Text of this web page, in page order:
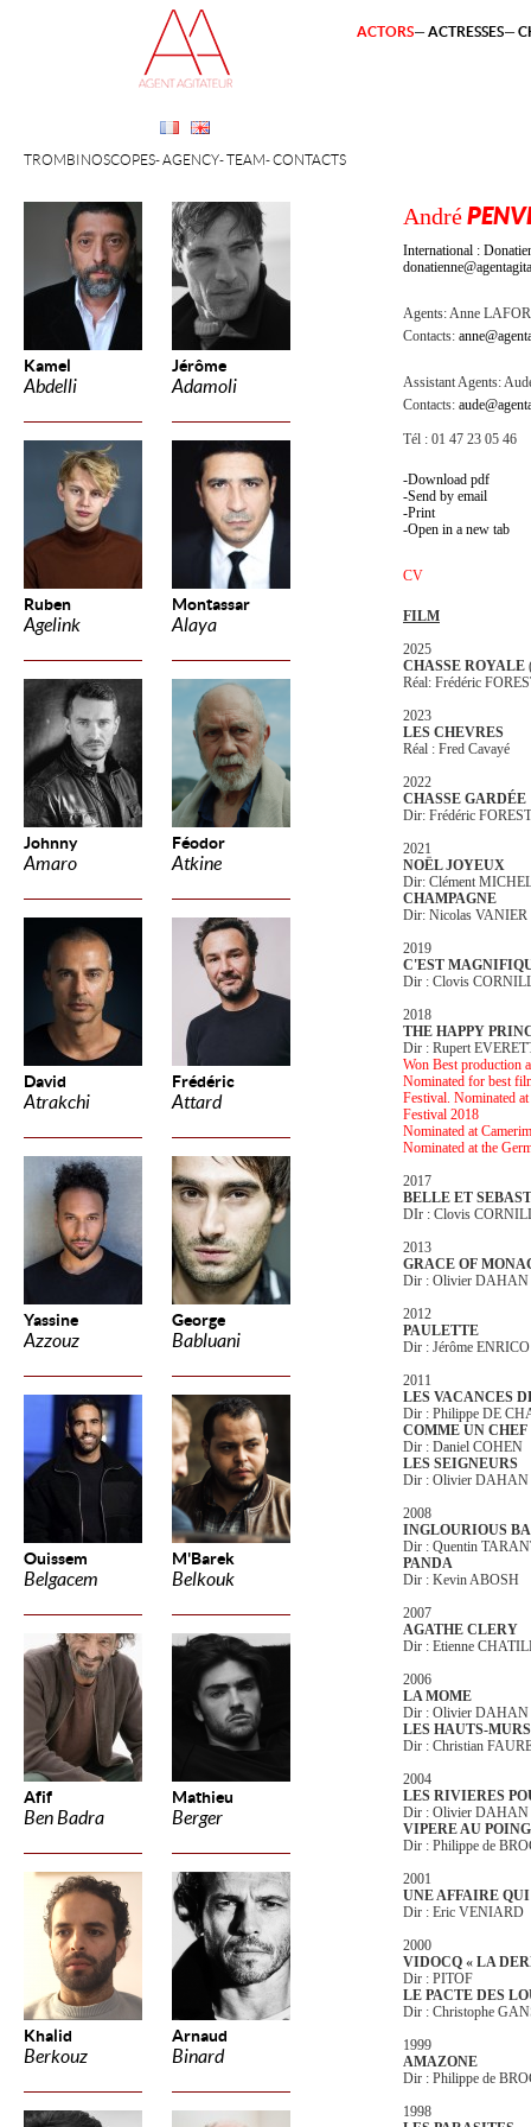
Kamel
Abdelli
Jérôme
Adamoli
Ruben
Agelink
Montassar
Alaya
Johnny
Amaro
Féodor
Atkine
David
Atrakchi
Frédéric
Attard
Yassine
Azzouz
George
Babluani
Ouissem
Belgacem
M'Barek
Belkouk
Afif
Ben Badra
Mathieu
Berger
Khalid
Berkouz
Arnaud
Binard
TROMBINOSCOPES AGENCY TEAM CONTACTS
ACTORS ACTRESSES
André
International :
Agents:Anne
Contacts:
Assistant Agents:
Contacts:
Tél : 01 47 23 05 46
Download pdf
Send by email
Print
Open in a new tab
CV
FILM
2025
CHASSE ROYALE
Réal: Frédéric
2023
LES CHEVRES
Réal : Fred Cavayé
2022
CHASSE GARDÉE
Dir: Frédéric
2021
NOËL JOYEUX
Dir: Clément
CHAMPAGNE
Dir: Nicolas VANIER
2019
C'EST
Dir : Clovis
2018
THE HAPPY
Dir : Rupert
Won Best production
Nominated for best
Festival. Nominated
Festival 2018
Nominated at
Nominated at the
2017
BELLE ET
DIr : Clovis
2013
GRACE OF
Dir : Olivier DAHAN
2012
PAULETTE
Dir : Jérôme ENRICO
2011
LES VACANCES
Dir : Philippe DE
COMME UN CHEF
Dir : Daniel COHEN
LES SEIGNEURS
Dir : Olivier DAHAN
2008
INGLOURIOUS
Dir : Quentin
PANDA
Dir : Kevin ABOSH
2007
AGATHE CLERY
Dir : Etienne
2006
LA MOME
Dir : Olivier DAHAN
LES HAUTS-MURS
Dir : Christian
2004
LES RIVIERES
Dir : Olivier DAHAN
VIPERE AU POING
Dir : Philippe de
2001
UNE AFFAIRE
Dir : Eric VENIARD
2000
VIDOCQ « LA
Dir : PITOF
LE PACTE DES
Dir : Christophe
1999
AMAZONE
Dir : Philippe de
1998